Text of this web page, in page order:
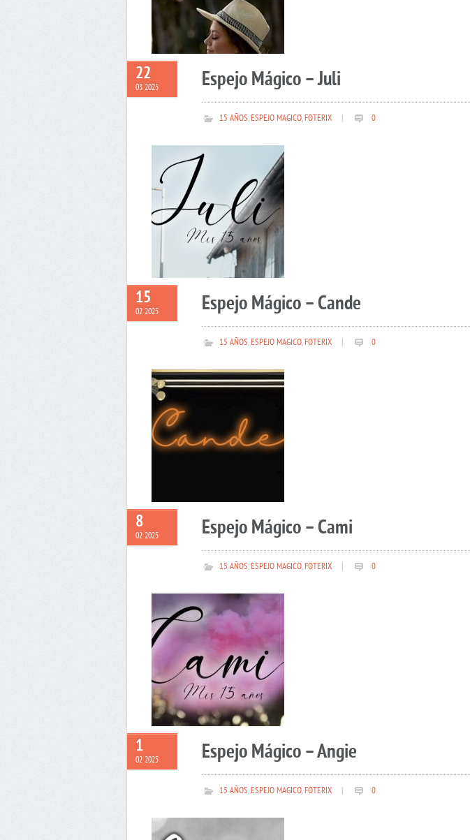
22
03 2025 Espejo Mágico – Juli
15 AÑOS,ESPEJO MAGICO,FOTERIX 0
15
02 2025 Espejo Mágico – Cande
15 AÑOS,ESPEJO MAGICO,FOTERIX 0
8
02 2025 Espejo Mágico – Cami
15 AÑOS,ESPEJO MAGICO,FOTERIX 0
1
02 2025 Espejo Mágico – Angie
15 AÑOS,ESPEJO MAGICO,FOTERIX 0